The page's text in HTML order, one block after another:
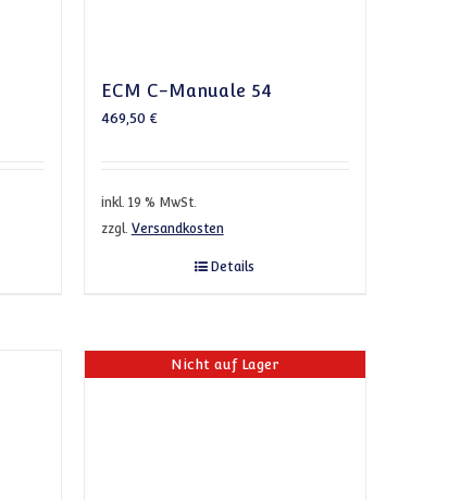
ECM C-Manuale 54
469,50 €
inkl. 19 % MwSt.
zzgl. Versandkosten
Details
Nicht auf Lager